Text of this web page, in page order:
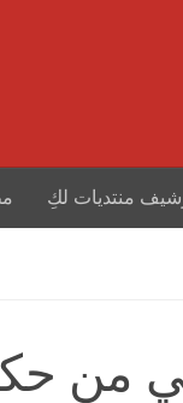
منتديات لكِ
من